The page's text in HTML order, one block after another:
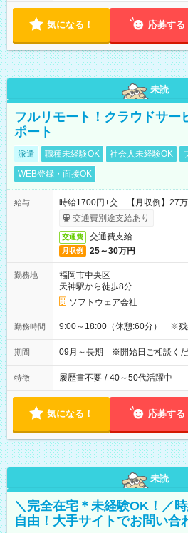
気になる！ 応募する
未読
フルリモート！クラウドサー
ポート
派遣 職種未経験OK 社会人未経験OK
WEB登録・面接OK
給与
時給1700円+交 【月収例】27
交通費別途支給あり
交通費 交通費支給
月収例 25～30万円
勤務地
福岡市中央区
天神駅から徒歩8分
ソフトウェア会社
勤務時間 9:00～18:00（休憩:60分） ※残
期間 09月～長期 ※開始日ご相談くだ
特徴 履歴書不要 / 40～50代活躍中
気になる！ 応募する
未読
＼完全在宅＊未経験OK！／
自由！大手サイトでお問い合